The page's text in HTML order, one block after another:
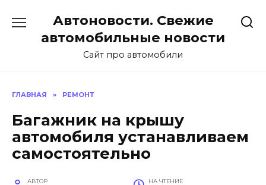
содержанию
Автоновости. Свежие
автомобильные новости
Сайт про автомобили
ГЛАВНАЯ » РЕМОНТ
Багажник на крышу
автомобиля устанавливаем
самостоятельно
АВТОР НА ЧТЕНИЕ